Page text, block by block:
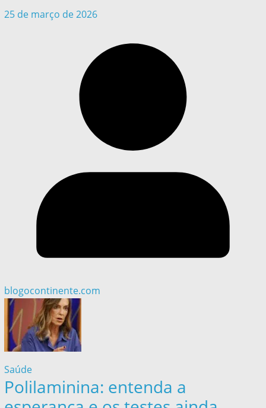
25 de março de 2026
blogocontinente.com
Saúde
Polilaminina: entenda a